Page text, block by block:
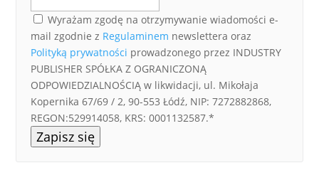
Wyrażam zgodę na otrzymywanie wiadomości e-
mail zgodnie z Regulaminem newslettera oraz
Polityką prywatności prowadzonego przez INDUSTRY
PUBLISHER SPÓŁKA Z OGRANICZONĄ
ODPOWIEDZIALNOŚCIĄ w likwidacji, ul. Mikołaja
Kopernika 67/69 / 2, 90-553 Łódź, NIP: 7272882868,
REGON:529914058, KRS: 0001132587.*
Zapisz się